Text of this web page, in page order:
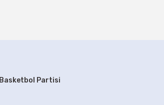
Basketbol Partisi